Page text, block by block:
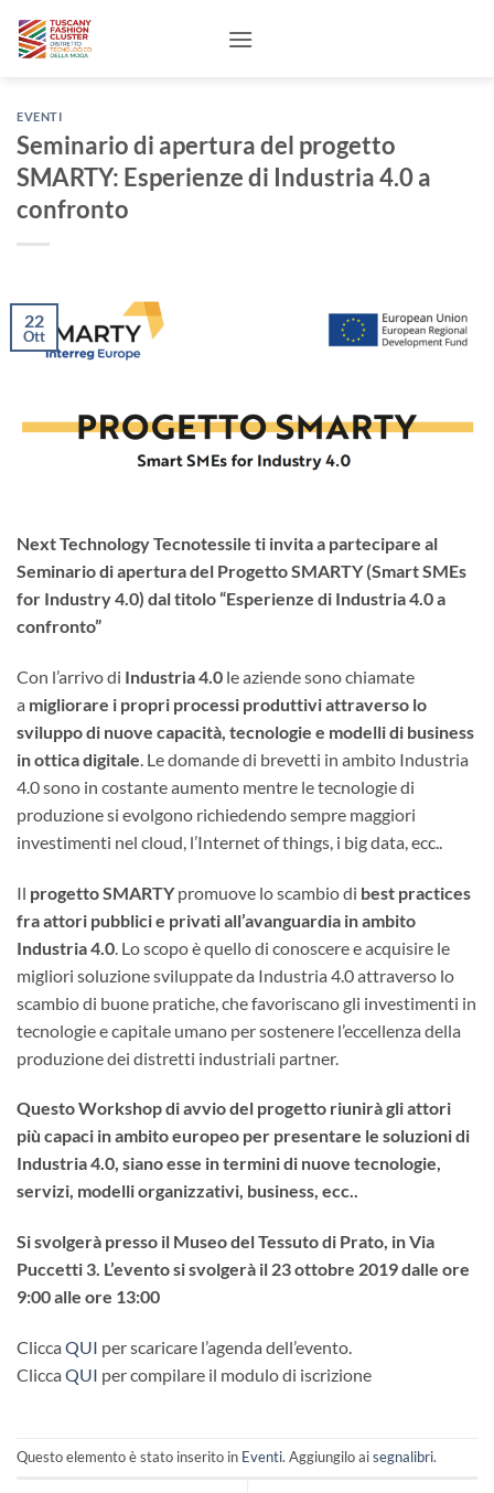
EVENTI
Seminario di apertura del progetto
SMARTY: Esperienze di Industria 4.0 a
confronto
22
Ott
Next Technology Tecnotessile ti invita a partecipare al
Seminario di apertura del Progetto SMARTY (Smart SMEs
for Industry 4.0) dal titolo “Esperienze di Industria 4.0 a
confronto”
Con l’arrivo di Industria 4.0 le aziende sono chiamate
a migliorare i propri processi produttivi attraverso lo
sviluppo di nuove capacità, tecnologie e modelli di business
in ottica digitale . Le domande di brevetti in ambito Industria
4.0 sono in costante aumento mentre le tecnologie di
produzione si evolgono richiedendo sempre maggiori
investimenti nel cloud, l’Internet of things, i big data, ecc..
Il progetto SMARTYpromuove lo scambio di best practices
fra attori pubblici e privati all’avanguardia in ambito
Industria 4.0 . Lo scopo è quello di conoscere e acquisire le
migliori soluzione sviluppate da Industria 4.0 attraverso lo
scambio di buone pratiche, che favoriscano gli investimenti in
tecnologie e capitale umano per sostenere l’eccellenza della
produzione dei distretti industriali partner.
Questo Workshop di avvio del progetto riunirà gli attori
più capaci in ambito europeo per presentare le soluzioni di
Industria 4.0, siano esse in termini di nuove tecnologie,
servizi, modelli organizzativi, business, ecc..
Si svolgerà presso il Museo del Tessuto di Prato, in Via
Puccetti 3. L’evento si svolgerà il 23 ottobre 2019 dalle ore
9:00 alle ore 13:00
Clicca QUI per scaricare l’agenda dell’evento.
Clicca QUI per compilare il modulo di iscrizione
Questo elemento è stato inserito in Eventi. Aggiungilo aisegnalibri.